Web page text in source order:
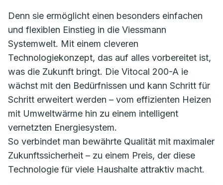
Denn sie ermöglicht einen besonders einfachen
und flexiblen Einstieg in die Viessmann
Systemwelt. Mit einem cleveren
Technologiekonzept, das auf alles vorbereitet ist,
was die Zukunft bringt. Die Vitocal 200-A ie
wächst mit den Bedürfnissen und kann Schritt für
Schritt erweitert werden – vom effizienten Heizen
mit Umweltwärme hin zu einem intelligent
vernetzten Energiesystem.
So verbindet man bewährte Qualität mit maximaler
Zukunftssicherheit – zu einem Preis, der diese
Technologie für viele Haushalte attraktiv macht.